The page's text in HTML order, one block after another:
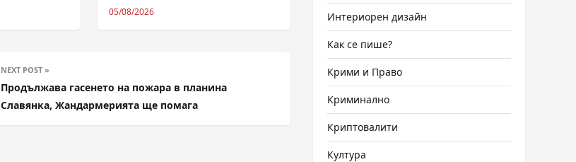
05/08/2026
NEXT POST »
Продължава гасенето на пожара в планина
Славянка, Жандармерията ще помага
Интериорен дизайн
Как се пише?
Крими и Право
Криминално
Криптовалити
Култура